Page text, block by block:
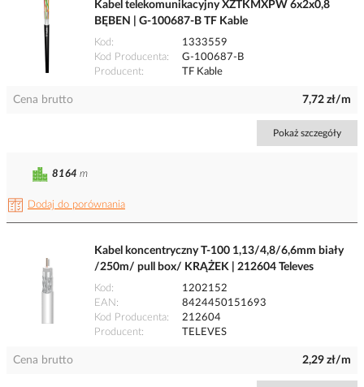
Kabel telekomunikacyjny XZTKMXPW 6x2x0,8
BĘBEN | G-100687-B TF Kable
Kod
1333559
Kod Producenta
G-100687-B
Producent
TF Kable
Cena brutto 7,72 zł/m
Pokaż szczegóły
Dodaj do porównania
8164 m
Kabel koncentryczny T-100 1,13/4,8/6,6mm biały
/250m/ pull box/ KRĄŻEK | 212604 Televes
Kod
1202152
EAN
8424450151693
Kod Producenta
212604
Producent
TELEVES
Cena brutto 2,29 zł/m